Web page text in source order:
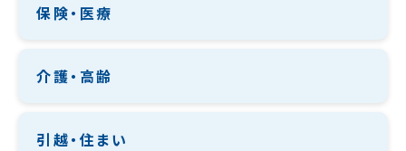
保険・医療
介護・高齢
引越・住まい